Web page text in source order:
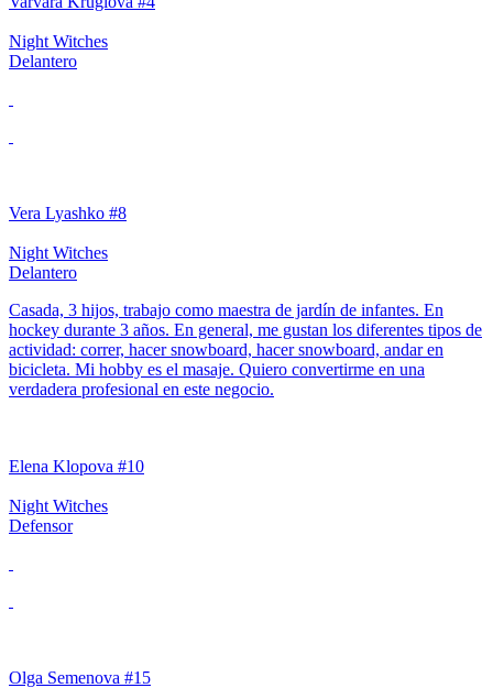
Night Witches
Delantero
Vera Lyashko #8
Night Witches
Delantero
Casada, 3 hijos, trabajo como maestra de jardín de infantes. En
hockey durante 3 años. En general, me gustan los diferentes tipos de
actividad: correr, hacer snowboard, hacer snowboard, andar en
bicicleta. Mi hobby es el masaje. Quiero convertirme en una
verdadera profesional en este negocio.
Elena Klopova #10
Night Witches
Defensor
Olga Semenova #15